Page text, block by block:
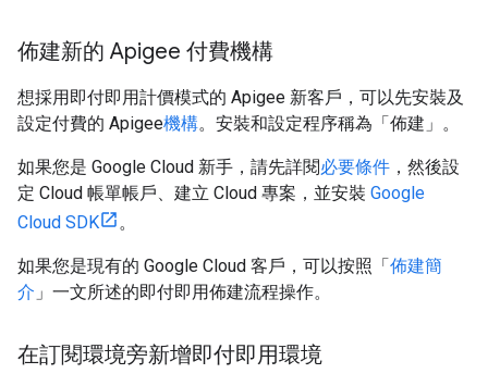
佈建新的 Apigee 付費機構
想採用即付即用計價模式的 Apigee 新客戶，可以先安裝及
設定付費的 Apigee機構。安裝和設定程序稱為「佈建」 。
如果您是 Google Cloud 新手，請先詳閱必要條件 ，然後設
定 Cloud 帳單帳戶、建立 Cloud 專案，並安裝 Google
Cloud SDK
。
如果您是現有的 Google Cloud 客戶，可以按照「佈建簡
介 」一文所述的即付即用佈建流程操作。
在訂閱環境旁新增即付即用環境